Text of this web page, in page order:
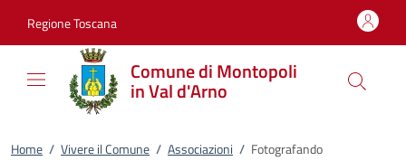
Regione Toscana
Comune di Montopoli
in Val d'Arno
Home / Vivere il Comune / Associazioni / Fotografando